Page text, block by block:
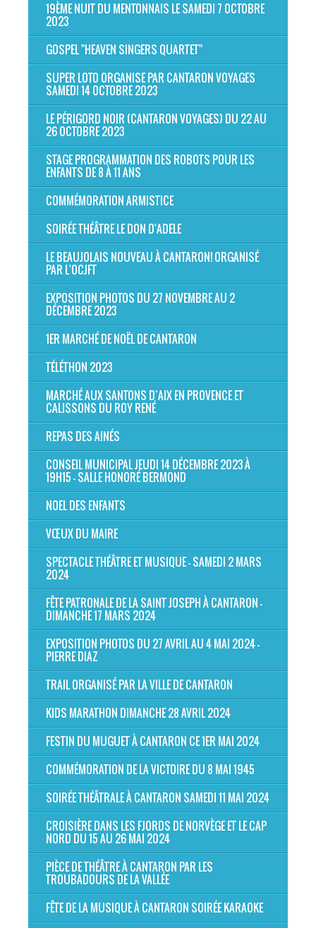
19ÈME NUIT DU MENTONNAIS LE SAMEDI 7 OCTOBRE
2023
GOSPEL "HEAVEN SINGERS QUARTET"
SUPER LOTO ORGANISE PAR CANTARON VOYAGES
SAMEDI 14 OCTOBRE 2023
LE PÉRIGORD NOIR (CANTARON VOYAGES) DU 22 AU
26 OCTOBRE 2023
STAGE PROGRAMMATION DES ROBOTS POUR LES
ENFANTS DE 8 À 11 ANS
COMMÉMORATION ARMISTICE
SOIRÉE THÉÂTRE LE DON D'ADELE
LE BEAUJOLAIS NOUVEAU À CANTARON! ORGANISÉ
PAR L'OCJFT
EXPOSITION PHOTOS DU 27 NOVEMBRE AU 2
DÉCEMBRE 2023
1ER MARCHÉ DE NOËL DE CANTARON
TÉLÉTHON 2023
MARCHÉ AUX SANTONS D’AIX EN PROVENCE ET
CALISSONS DU ROY RENÉ
REPAS DES AINÉS
CONSEIL MUNICIPAL JEUDI 14 DÉCEMBRE 2023 À
19H15 - SALLE HONORÉ BERMOND
NOEL DES ENFANTS
VŒUX DU MAIRE
SPECTACLE THÉÂTRE ET MUSIQUE - SAMEDI 2 MARS
2024
FÊTE PATRONALE DE LA SAINT JOSEPH À CANTARON -
DIMANCHE 17 MARS 2024
EXPOSITION PHOTOS DU 27 AVRIL AU 4 MAI 2024 -
PIERRE DIAZ
TRAIL ORGANISÉ PAR LA VILLE DE CANTARON
KIDS MARATHON DIMANCHE 28 AVRIL 2024
FESTIN DU MUGUET À CANTARON CE 1ER MAI 2024
COMMÉMORATION DE LA VICTOIRE DU 8 MAI 1945
SOIRÉE THÉÂTRALE À CANTARON SAMEDI 11 MAI 2024
CROISIÈRE DANS LES FJORDS DE NORVÈGE ET LE CAP
NORD DU 15 AU 26 MAI 2024
PIÈCE DE THÉÂTRE À CANTARON PAR LES
TROUBADOURS DE LA VALLÉE
FÊTE DE LA MUSIQUE À CANTARON SOIRÉE KARAOKE